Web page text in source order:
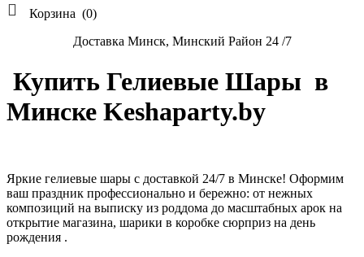
 Корзина (0)
Доставка Минск, Минский Район 24 /7
Купить Гелиевые Шары в
Минске Keshaparty.by
Яркие гелиевые шары с доставкой 24/7 в Минске! Оформим
ваш праздник профессионально и бережно: от нежных
композиций на выписку из роддома до масштабных арок на
открытие магазина, шарики в коробке сюрприз на день
рождения .